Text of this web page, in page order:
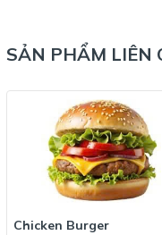
SẢN PHẨM LIÊN
Chicken Burger